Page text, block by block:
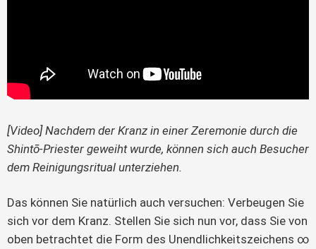
[Video] Nachdem der Kranz in einer Zeremonie durch die
Shintō-Priester geweiht wurde, können sich auch Besucher
dem Reinigungsritual unterziehen.
Das können Sie natürlich auch versuchen: Verbeugen Sie
sich vor dem Kranz. Stellen Sie sich nun vor, dass Sie von
oben betrachtet die Form des Unendlichkeitszeichens ∞